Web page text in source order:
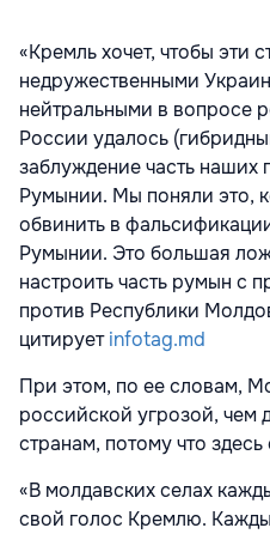
«Кремль хочет, чтобы эти
недружественными
нейтральными в вопросе
России удалось
заблуждение часть наших
Румынии. Мы поняли это,
обвинить в
Румынии. Это большая
настроить часть румын с
против Республики
цитируетinfotag.md
При этом, по ее словам,
российской угрозой, чем
странам, потому что
«В молдавских селах
свой голос Кремлю.